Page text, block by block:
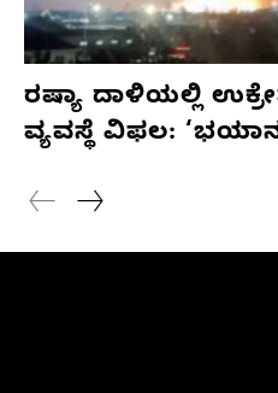
ರಷ್ಯಾ ದಾಳಿಯಲ್ಲಿ
ವ್ಯವಸ್ಥೆ ವಿಫಲ: